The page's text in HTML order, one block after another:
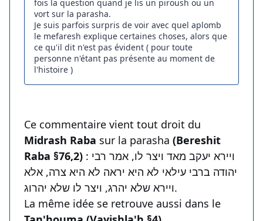
fois la question quand je lis un piroush ou un
vort sur la parasha.
Je suis parfois surpris de voir avec quel aplomb
le mefaresh explique certaines choses, alors que
ce qu'il dit n'est pas évident ( pour toute
personne n'étant pas présente au moment de
l'histoire )
Ce commentaire vient tout droit du
Midrash Raba sur la parasha (Bereshit
Raba §76,2) : ויירא יעקב מאד ויצר לו, אמר רבי
יהודה ברבי עילאי לא היא יראה לא היא צרה, אלא
ויירא שלא יהרג, ויצר לו שלא יהרוג.
La même idée se retrouve aussi dans le